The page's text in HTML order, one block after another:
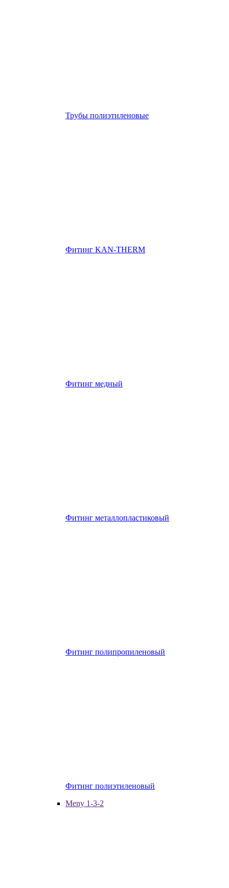
Трубы полиэтиленовые
Фитинг KAN-THERM
Фитинг медный
Фитинг металлопластиковый
Фитинг полипропиленовый
Фитинг полиэтиленовый
Meny 1-3-2